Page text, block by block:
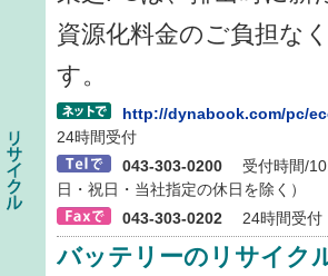
資源化料金のご負担な
す。
http://dynabook.com/pc/
24時間受付
043-303-0200
受付時間/
日・祝日・当社指定の休日を除く）
043-303-0202
24時間受付
バッテリーのリサイク